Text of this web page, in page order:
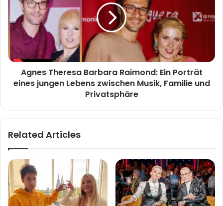
Raimond:
Ein
Porträt
eines
jungen
Lebens
zwischen
Musik,
Privatsphäre
Agnes Theresa Barbara Raimond: Ein Porträt
eines jungen Lebens zwischen Musik, Familie und
Privatsphäre
Related Articles